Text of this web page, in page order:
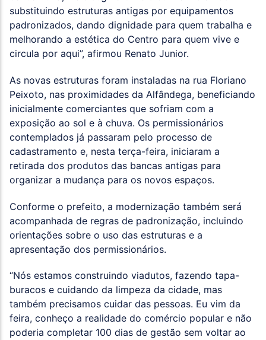
substituindo estruturas antigas por equipamentos
padronizados, dando dignidade para quem trabalha e
melhorando a estética do Centro para quem vive e
circula por aqui”, afirmou Renato Junior.
As novas estruturas foram instaladas na rua Floriano
Peixoto, nas proximidades da Alfândega, beneficiando
inicialmente comerciantes que sofriam com a
exposição ao sol e à chuva. Os permissionários
contemplados já passaram pelo processo de
cadastramento e, nesta terça-feira, iniciaram a
retirada dos produtos das bancas antigas para
organizar a mudança para os novos espaços.
Conforme o prefeito, a modernização também será
acompanhada de regras de padronização, incluindo
orientações sobre o uso das estruturas e a
apresentação dos permissionários.
“Nós estamos construindo viadutos, fazendo tapa-
buracos e cuidando da limpeza da cidade, mas
também precisamos cuidar das pessoas. Eu vim da
feira, conheço a realidade do comércio popular e não
poderia completar 100 dias de gestão sem voltar ao